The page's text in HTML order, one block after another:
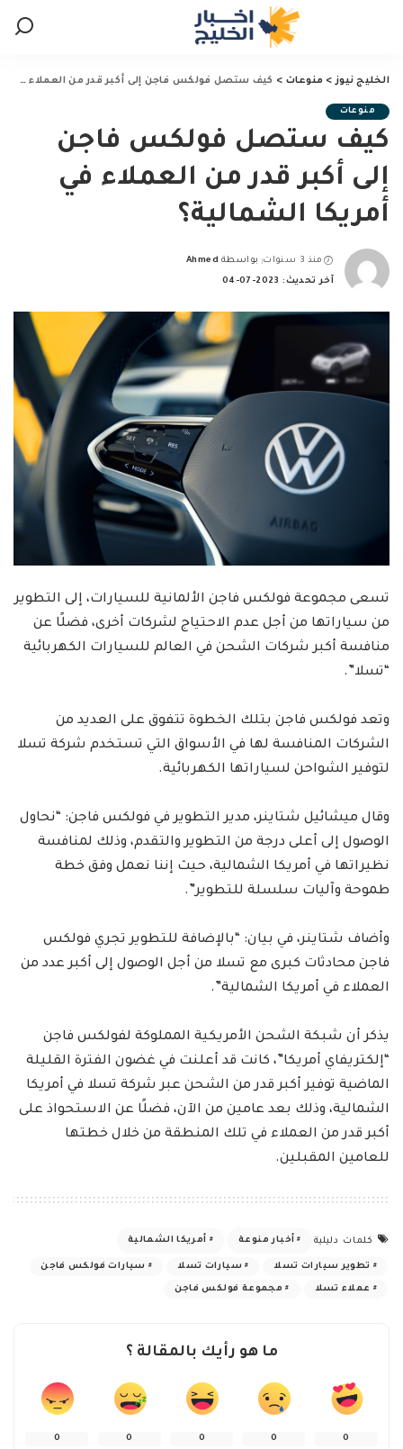
الخليج نيوز> منوعات > كيف ستصل فولكس فاجن إلى أكبر قدر من العملاء في أمريكا الشمالية؟
منوعات
كيف ستصل فولكس فاجن
إلى أكبر قدر من العملاء في
أمريكا الشمالية؟
منذ 3 سنوات
Posted
by
بواسطة Ahmed
آخر تحديث: 2023-07-04
تسعى مجموعة فولكس فاجن الألمانية للسيارات، إلى التطوير
من سياراتها من أجل عدم الاحتياج لشركات أخرى، فضلًا عن
منافسة أكبر شركات الشحن في العالم للسيارات الكهربائية
“تسلا”.
وتعد فولكس فاجن بتلك الخطوة تتفوق على العديد من
الشركات المنافسة لها في الأسواق التي تستخدم شركة تسلا
لتوفير الشواحن لسياراتها الكهربائية.
وقال ميشائيل شتاينر، مدير التطوير في فولكس فاجن: “نحاول
الوصول إلى أعلى درجة من التطوير والتقدم، وذلك لمنافسة
نظيراتها في أمريكا الشمالية، حيث إننا نعمل وفق خطة
طموحة وآليات سلسلة للتطوير”.
وأضاف شتاينر، في بيان: “بالإضافة للتطوير تجري فولكس
فاجن محادثات كبرى مع تسلا من أجل الوصول إلى أكبر عدد من
العملاء في أمريكا الشمالية”.
يذكر أن شبكة الشحن الأمريكية المملوكة لفولكس فاجن
“إلكتريفاي أمريكا”، كانت قد أعلنت في غضون الفترة القليلة
الماضية توفير أكبر قدر من الشحن عبر شركة تسلا في أمريكا
الشمالية، وذلك بعد عامين من الآن، فضلًا عن الاستحواذ على
أكبر قدر من العملاء في تلك المنطقة من خلال خطتها
للعامين المقبلين.
كلمات دليلية أخبار منوعة أمريكا الشمالية
تطوير سيارات تسلا سيارات تسلا سيارات فولكس فاجن
عملاء تسلا مجموعة فولكس فاجن
ما هو رأيك بالمقالة ؟
0
0
0
0
0